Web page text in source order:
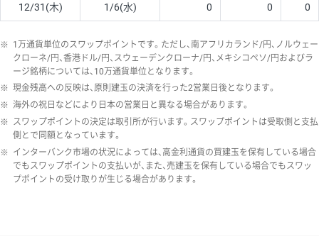
12/31(木) 1/6(水) 0 0 0
※ 1万通貨単位のスワップポイントです。ただし、南アフリカランド/円、ノルウェー
クローネ/円、香港ドル/円、スウェーデンクローナ/円、メキシコペソ/円およびラ
ージ銘柄については、10万通貨単位となります。
※ 現金残高への反映は、原則建玉の決済を行った2営業日後となります。
※ 海外の祝日などにより日本の営業日と異なる場合があります。
※ スワップポイントの決定は取引所が行います。スワップポイントは受取側と支払
側とで同額となっています。
※ インターバンク市場の状況によっては、高金利通貨の買建玉を保有している場合
でもスワップポイントの支払いが、また、売建玉を保有している場合でもスワッ
プポイントの受け取りが生じる場合があります。